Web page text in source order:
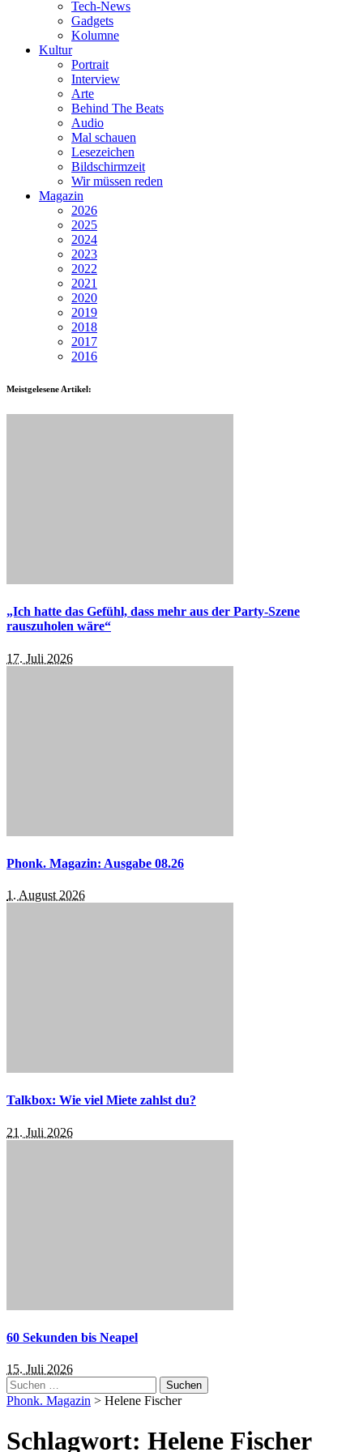
Tech-News
Gadgets
Kolumne
Kultur
Portrait
Interview
Arte
Behind The Beats
Audio
Mal schauen
Lesezeichen
Bildschirmzeit
Wir müssen reden
Magazin
2026
2025
2024
2023
2022
2021
2020
2019
2018
2017
2016
Meistgelesene Artikel:
„Ich hatte das Gefühl, dass mehr aus der Party-Szene
rauszuholen wäre“
17. Juli 2026
Phonk. Magazin: Ausgabe 08.26
1. August 2026
Talkbox: Wie viel Miete zahlst du?
21. Juli 2026
60 Sekunden bis Neapel
15. Juli 2026
Suchen
nach:
Phonk. Magazin > Helene Fischer
Schlagwort: Helene Fischer